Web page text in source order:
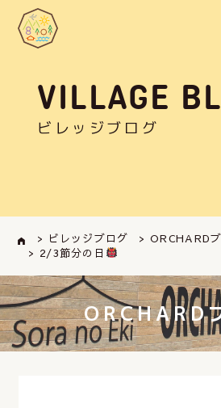
VILLAGE
ビレッジブログ
> ビレッジブログ
> ORCHARD
> 2/3節分の日
ORCHARD